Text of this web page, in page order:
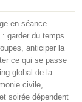
en séance
garder du temps
anticiper la
ce qui se passe
global de la
civile,
soirée dépendent